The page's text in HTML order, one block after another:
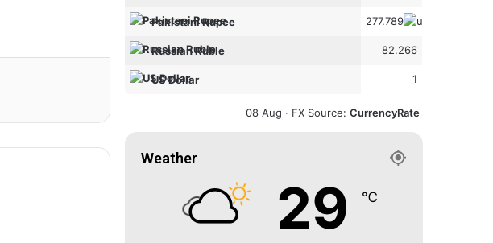
Pakistani Rupee 277.789
Russian Ruble 82.266
US Dollar 1
08 Aug · FX Source: CurrencyRate
Weather
29 ℃